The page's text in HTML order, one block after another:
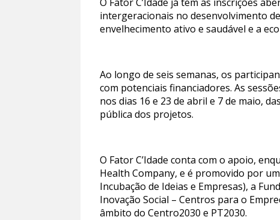
intergeracionais no desenvolvimento
envelhecimento ativo e saudável e a
Ao longo de seis semanas, os
com potenciais financiadores. As
nos dias 16 e 23 de abril e 7 de maio,
pública dos projetos.
O Fator C’Idade conta com o apoio,
Health Company, e é promovido por
Incubação de Ideias e Empresas), a
Inovação Social – Centros para o
âmbito do Centro2030 e PT2030.